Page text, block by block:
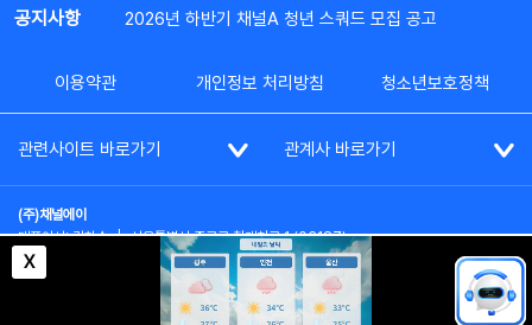
X
공지사항 2026년 하반기 채널A 청년 스쿼드 모집 공고
이용약관 개인정보 처리방침 청소년보호정책
관련사이트 바로가기 관계사 바로가기
(주)채널에이
대표이사: 김차수 | 서울특별시 종로구 청계천로 1 (03187)
부가통신사업신고: 022357호 | 사업자등록번호: 101-86-62787
대표전화: (02)2020-3114
시청자상담실: (02)2020-3100
통신판매업신고: 제2012-서울종로-0195호